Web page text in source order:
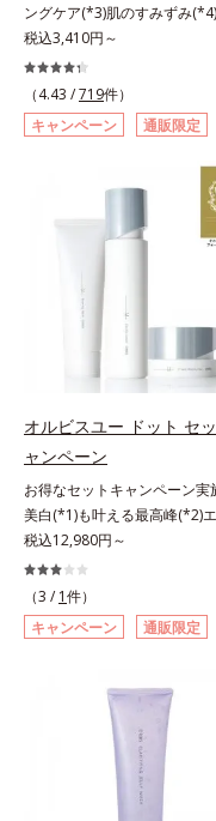
へ。化粧水前に2プッシュ使
で、うるおいのすき間にぐん
り込み、うるおいで満ち満ち
のある美肌へと整えます。
ナシ果実エキス、ハトムギ種
ス、ユズ果実エキス、水添レ
ン、フィトステロールズ、（
－２０）アルキルグルコシド
合わせが初（2023年4月
ータベースによる当社調べ
ーストステップのこと*4 細
質に類似した構造*5 保湿成分
ングケア(*3)肌のすみずみ
みわたるうるおい充満ローシ
ハリも透明感(*5)も結果主義。
サイン(*6)の因子に着目した
エイジングケア(*3)シリーズ。
ビスユー ドットシリーズは、
による肌悩み一つ一つを対処
ではなく、肌で起きているこ
本原因に着目。加齢とともに
年齢サインについて研究を進
リのなさ」や、くすみ(*7)な
れている状態である「透明感
さ」が、大人の肌印象に大き
を与えていることがわかりま
そこでオルビスユー ドットシ
ズは美容成分(*8)として「
クティベーター(*9)」を配合
て、従来から配合している美
有効成分「トラネキサム酸」
しました。さらに、シリーズ
美容成分「GLルートブースタ
(*10)」を配合することで、肌
っくら感や透明感を叶えます
ケアしながら多角的なエイジ
アが叶うシリーズに。3ステッ
果的なシナジー設計で、あな
イジングケアを応援します
ラニンの生成を抑え、シミ・
スを防ぐ（ウォッシュを除
オルビス内スキンケアシリー
税込3,410円～
（4.43 /719件）
キャンペーン
通販限定
オルビスユー ドット セ
ャンペーン
お得なセットキャンペーン実
美白(*1)も叶える最高峰(*2)
ングケア(*3)。ハリも透明感
結果主義。年齢サイン(*5)の因
着目した肌科学エイジングケ
シリーズ。オルビスユー ドッ
リーズは、年齢による肌悩み
ていることの根本原因に着目
とともに現れる年齢サイン
いて研究を進めたところ、弾
ない状態である「ハリのなさ
くすみ(*6)などが現れている
税込12,980円～
（3 / 1件）
キャンペーン
通販限定